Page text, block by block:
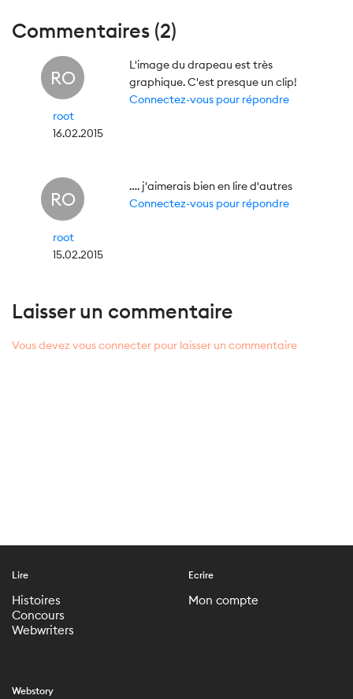
Commentaires (2)
RO
root
16.02.2015
L'image du drapeau est très
graphique. C'est presque un clip!
Connectez-vous pour répondre
RO
root
15.02.2015
…. j'aimerais bien en lire d'autres
Connectez-vous pour répondre
Laisser un commentaire
Vous devez vous connecter pour laisser un commentaire
Lire
Histoires
Concours
Webwriters
Ecrire
Mon compte
Webstory